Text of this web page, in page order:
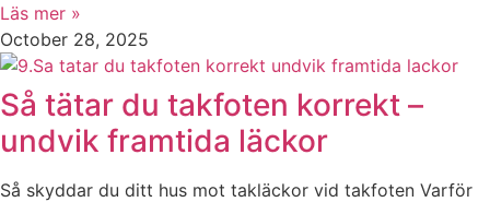
Läs mer »
October 28, 2025
Så tätar du takfoten korrekt –
undvik framtida läckor
Så skyddar du ditt hus mot takläckor vid takfoten Varför